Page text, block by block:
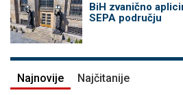
BiH zvanično
SEPA području
Najnovije Najčitanije